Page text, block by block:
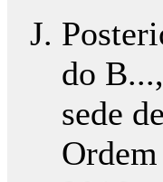
do
sede